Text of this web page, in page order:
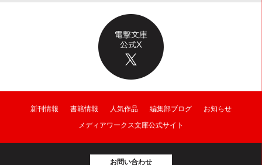
新刊情報 書籍情報 人気作品 編集部ブログ
お知らせ
メディアワークス文庫公式サイト
お問い合わせ